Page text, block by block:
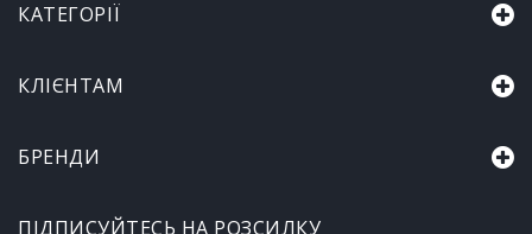
КАТЕГОРІЇ
КЛІЄНТАМ
БРЕНДИ
ПІДПИСУЙТЕСЬ НА РОЗСИЛКУ